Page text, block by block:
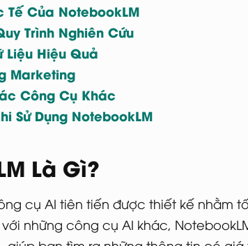
Tế Của NotebookLM
Trình Nghiên Cứu
Liệu Hiệu Quả
Marketing
Công Cụ Khác
Sử Dụng NotebookLM
Là Gì?
cụ AI tiên tiến được thiết kế nhằm
những công cụ AI khác,